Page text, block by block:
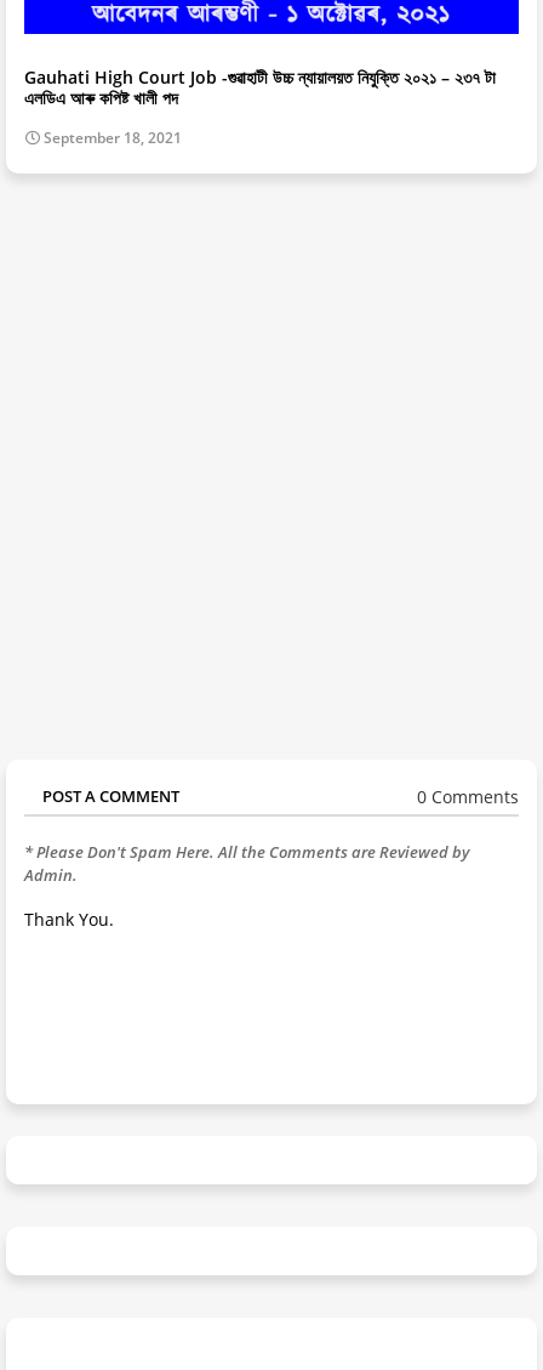
Gauhati High Court Job -গুৱাহাটী উচ্চ ন্যায়ালয়ত নিযুক্তি ২০২১ – ২৩৭ টা
এলডিএ আৰু কপিষ্ট খালী পদ
September 18, 2021
POST A COMMENT 0 Comments
* Please Don't Spam Here. All the Comments are Reviewed by
Admin.
Thank You.